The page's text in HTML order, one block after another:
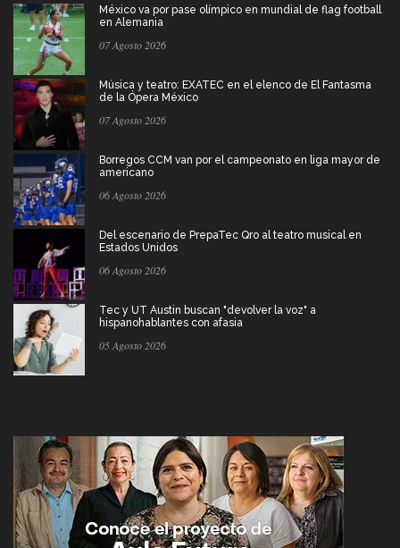
México va por pase olímpico en mundial de flag football
en Alemania
07 Agosto 2026
Música y teatro: EXATEC en el elenco de El Fantasma
de la Ópera México
07 Agosto 2026
Borregos CCM van por el campeonato en liga mayor de
americano
06 Agosto 2026
Del escenario de PrepaTec Qro al teatro musical en
Estados Unidos
06 Agosto 2026
Tec y UT Austin buscan "devolver la voz" a
hispanohablantes con afasia
05 Agosto 2026